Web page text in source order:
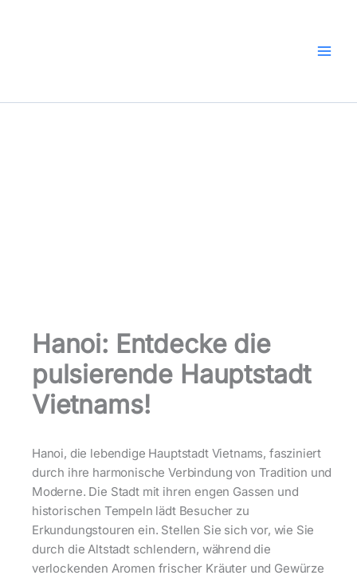
Hanoi: Entdecke die
pulsierende Hauptstadt
Vietnams!
Hanoi, die lebendige Hauptstadt Vietnams, fasziniert
durch ihre harmonische Verbindung von Tradition und
Moderne. Die Stadt mit ihren engen Gassen und
historischen Tempeln lädt Besucher zu
Erkundungstouren ein. Stellen Sie sich vor, wie Sie
durch die Altstadt schlendern, während die
verlockenden Aromen frischer Kräuter und Gewürze